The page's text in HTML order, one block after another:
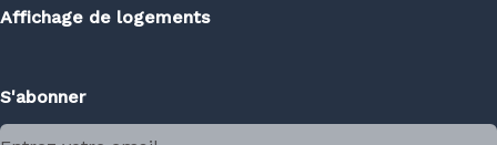
Affichage de logements
S'abonner